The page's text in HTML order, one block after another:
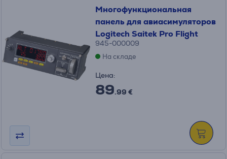
Многофункциональная
панель для авиасимуляторов
Logitech Saitek Pro Flight
945-000009
На складе
Цена:
89.99 €